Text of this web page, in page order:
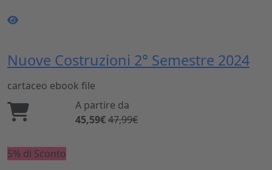
Nuove Costruzioni 2° Semestre 2024
cartaceo ebook file
A partire da
45,59€47,99€
5% di Sconto